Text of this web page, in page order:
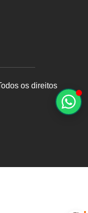
os direitos